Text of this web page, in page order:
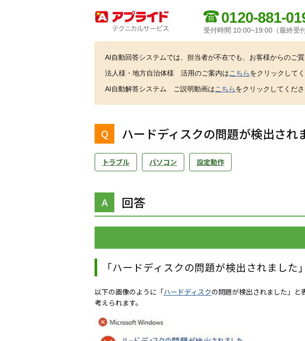
0120-881-
受付時間 10:00~19:00（最終受
AI自動回答システムでは、担当者が不在でも、お客様からのご
法人様・地方自治体様 活用のご案内はこちらをクリックしてく
AI自動解答システム ご説明動画はこちらをクリックしてくださ
ハードディスクの問題が検出され
トラブル パソコン 設定動作
回答
「ハードディスクの問題が検出されまし
以下の画像のように「ハードディスクの問題が検出されました」
考えられます。